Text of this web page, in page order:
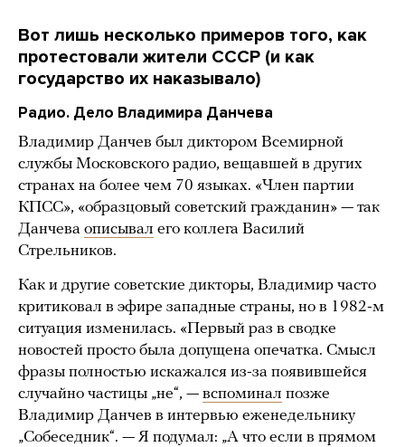
Вот лишь несколько примеров того, как
протестовали жители СССР (и как
государство их наказывало)
Радио. Дело Владимира Данчева
Владимир Данчев был диктором Всемирной
службы Московского радио, вещавшей в других
странах на более чем 70 языках. «Член партии
КПСС», «образцовый советский гражданин» — так
Данчева описывал его коллега Василий
Стрельников.
Как и другие советские дикторы, Владимир часто
критиковал в эфире западные страны, но в 1982-м
ситуация изменилась. «Первый раз в сводке
новостей просто была допущена опечатка. Смысл
фразы полностью искажался из-за появившейся
случайно частицы „не“, — вспоминал позже
Владимир Данчев в интервью еженедельнику
„Собеседник“. — Я подумал: „А что если в прямом